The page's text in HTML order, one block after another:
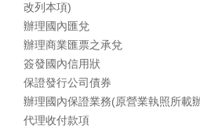
改列本項)
辦理國內匯兌
辦理商業匯票之承兌
簽發國內信用狀
保證發行公司債券
辦理國內保證業務(原營業執照所載
代理收付款項